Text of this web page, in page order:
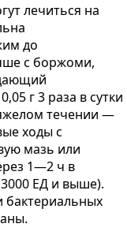
лечиться на
до
с боржоми,
г 3 раза в сутки
течении —
ходы с
мазь или
1—2 ч в
ЕД и выше).